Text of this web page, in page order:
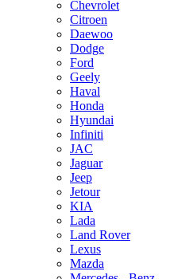
Chevrolet
Citroen
Daewoo
Dodge
Ford
Geely
Haval
Honda
Hyundai
Infiniti
JAC
Jaguar
Jeep
Jetour
KIA
Lada
Land Rover
Lexus
Mazda